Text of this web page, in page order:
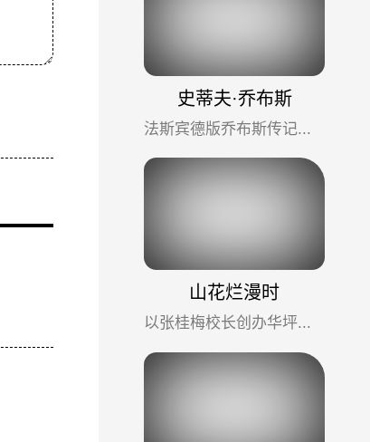
史蒂夫·乔布斯
山花烂漫时